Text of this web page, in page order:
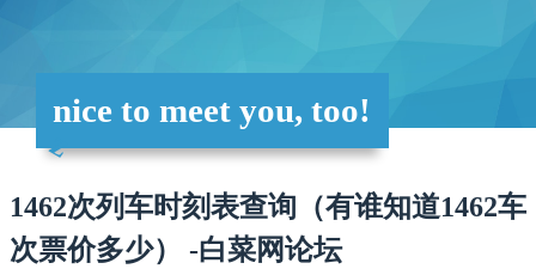
nice to meet you, too!
1462次列车时刻表查询（有谁知道1462车
次票价多少） -白菜网论坛